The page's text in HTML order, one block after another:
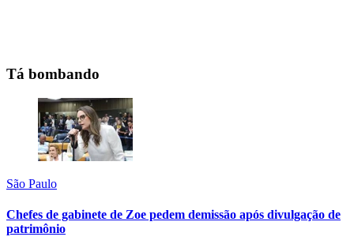
Tá bombando
São Paulo
Chefes de gabinete de Zoe pedem demissão após divulgação de
patrimônio